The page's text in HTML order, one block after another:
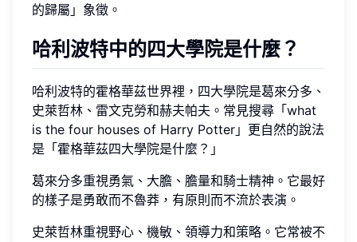
的歸屬」象徵。
哈利波特中的四大學院是什麼？
哈利波特的霍格華茲世界裡，四大學院是葛來分多、
史萊哲林、雷文克勞和赫夫帕夫。常見搜尋「what
is the four houses of Harry Potter」更自然的說法
是「霍格華茲四大學院是什麼？」
葛來分多重視勇氣、大膽、膽量和騎士精神。它最好
的樣子是勇敢而不魯莽，有原則而不流於表演。
史萊哲林重視野心、機敏、領導力和策略。它常被不